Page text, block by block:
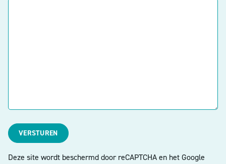
VERSTUREN
Deze site wordt beschermd door reCAPTCHA en het Google